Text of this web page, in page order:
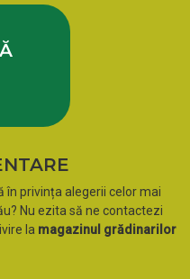
în privința alegerii celor mai
Nu ezita să ne contactezi
la magazinul grădinarilor